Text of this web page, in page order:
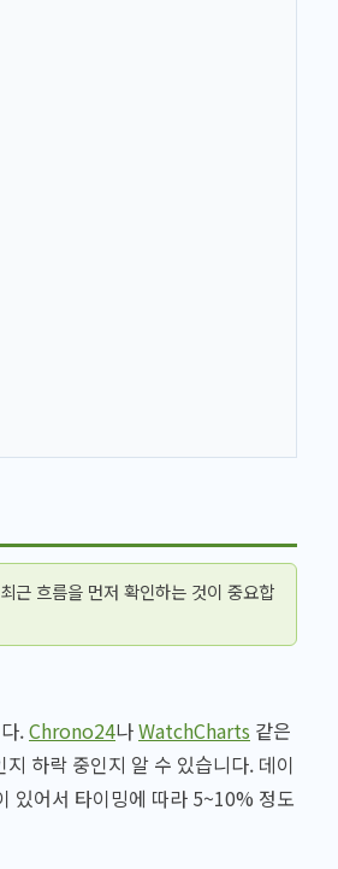
근 흐름을 먼저 확인하는 것이 중요합
.Chrono24나WatchCharts 같은
하락 중인지 알 수 있습니다. 데이
있어서 타이밍에 따라 5~10% 정도